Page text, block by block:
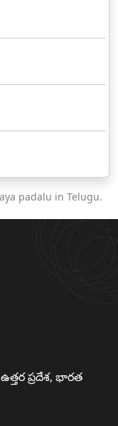
padalu in Telugu.
ప్రదేశ, భారత